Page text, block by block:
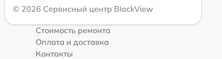
© 2026 Сервисный центр BlackView
Стоимость ремонта
Оплата и доставка
Контакты